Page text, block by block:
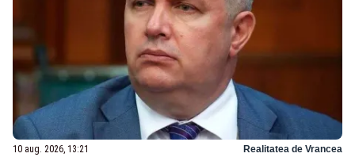
10 aug. 2026, 13:21 Realitatea de Vrancea